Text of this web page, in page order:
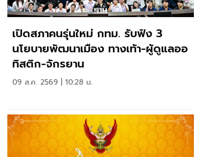
เปิดสภาคนรุ่นใหม่ กทม. รับฟัง 3
นโยบายพัฒนาเมือง ทางเท้า-ผู้ดูแลออ
ทิสติก-จักรยาน
09 ส.ค. 2569 | 10:28 น.